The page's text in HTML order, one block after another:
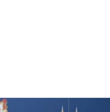
Зеленський
проти Росії